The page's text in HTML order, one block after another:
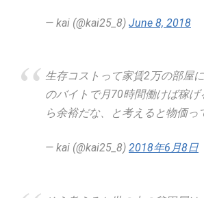
— kai (@kai25_8) June 8, 2018
生存コストって家賃2万の部屋
のバイトで月70時間働けば稼
ら余裕だな、と考えると物価っ
— kai (@kai25_8) 2018年6月8日